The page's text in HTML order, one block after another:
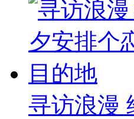
寻访浪漫